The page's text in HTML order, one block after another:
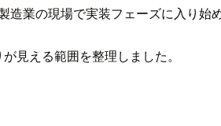
業の現場で実装フェーズに入り始
見える範囲を整理しました。